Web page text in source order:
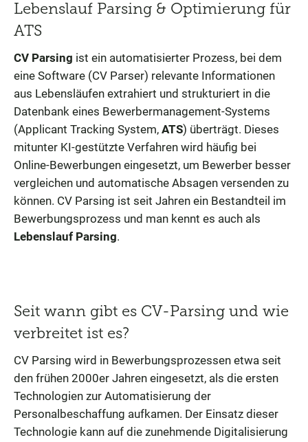
Lebenslauf Parsing & Optimierung für
ATS
CV Parsing ist ein automatisierter Prozess, bei dem
eine Software (CV Parser) relevante Informationen
aus Lebensläufen extrahiert und strukturiert in die
Datenbank eines Bewerbermanagement-Systems
(Applicant Tracking System, ATS) überträgt. Dieses
mitunter KI-gestützte Verfahren wird häufig bei
Online-Bewerbungen eingesetzt, um Bewerber besser
vergleichen und automatische Absagen versenden zu
können. CV Parsing ist seit Jahren ein Bestandteil im
Bewerbungsprozess und man kennt es auch als
Lebenslauf Parsing.
Seit wann gibt es CV-Parsing und wie
verbreitet ist es?
CV Parsing wird in Bewerbungsprozessen etwa seit
den frühen 2000er Jahren eingesetzt, als die ersten
Technologien zur Automatisierung der
Personalbeschaffung aufkamen. Der Einsatz dieser
Technologie kann auf die zunehmende Digitalisierung